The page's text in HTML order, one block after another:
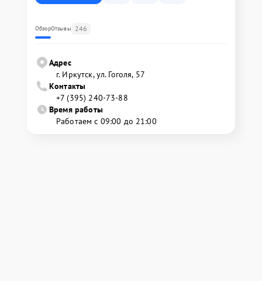
ОбзорОтзывы 246
Адрес
г. Иркутск, ул. ​Гоголя, 57
Контакты
+7 (395) 240-73-88
Время работы
Работаем с 09:00 до 21:00